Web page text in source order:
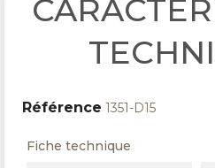
Référence 1351-D15
Fiche technique